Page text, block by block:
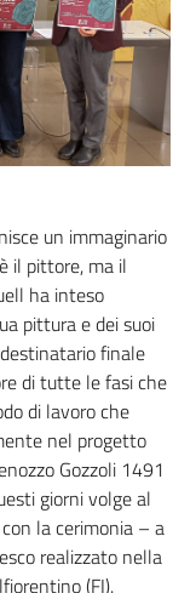
un immaginario
il pittore, ma il
ha inteso
pittura e dei suoi
finale
di tutte le fasi che
di lavoro che
nel progetto
Gozzoli 1491
giorni volge al
la cerimonia – a
realizzato nella
(FI).